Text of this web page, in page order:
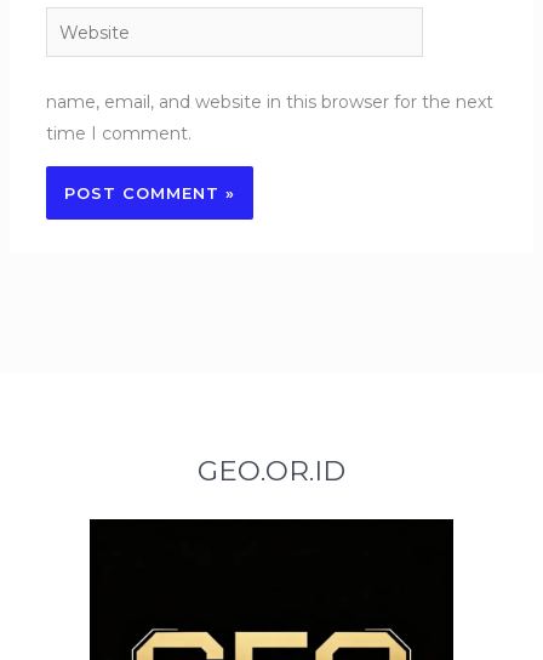
Website
name, email, and website in this browser for the next
time I comment.
GEO.OR.ID